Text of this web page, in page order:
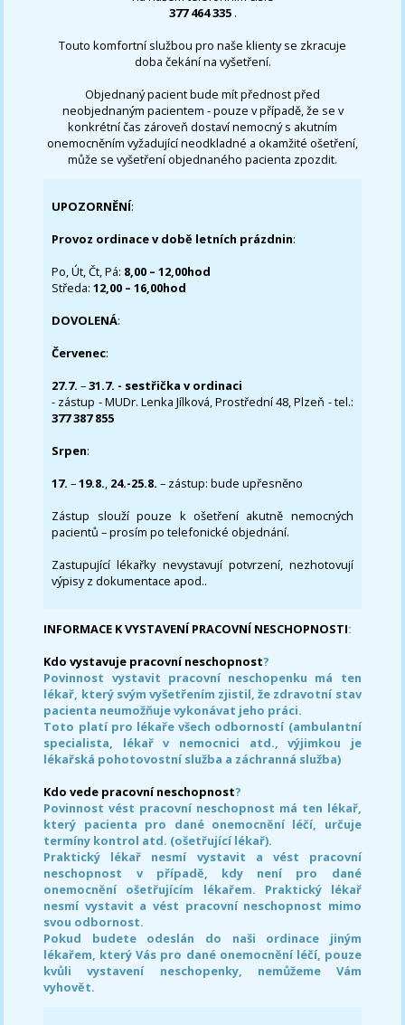
377 464 335 .
Touto komfortní službou pro naše klienty se zkracuje
doba čekání na vyšetření.
Objednaný pacient bude mít přednost před
neobjednaným pacientem - pouze v případě, že se v
konkrétní čas zároveň dostaví nemocný s akutním
onemocněním vyžadující neodkladné a okamžité ošetření,
může se vyšetření objednaného pacienta zpozdit.
UPOZORNĚNÍ:
Provoz ordinace v době letních prázdnin:
Po, Út, Čt, Pá: 8,00 – 12,00hod
Středa:12,00 – 16,00hod
DOVOLENÁ:
Červenec:
27.7.–31.7. - sestřička v ordinaci
- zástup - MUDr. Lenka Jílková, Prostřední 48, Plzeň - tel.:
377 387 855
Srpen:
17. –19.8., 24.-25.8. – zástup: bude upřesněno
Zástup slouží pouze k ošetření akutně nemocných
pacientů – prosím po telefonické objednání.
Zastupující lékařky nevystavují potvrzení, nezhotovují
výpisy z dokumentace apod..
INFORMACE K VYSTAVENÍ PRACOVNÍ NESCHOPNOSTI:
Kdo vystavuje pracovní neschopnost?
Povinnost vystavit pracovní neschopenku má ten
lékař, který svým vyšetřením zjistil, že zdravotní stav
pacienta neumožňuje vykonávat jeho práci.
Toto platí pro lékaře všech odborností (ambulantní
specialista, lékař v nemocnici atd., výjimkou je
lékařská pohotovostní služba a záchranná služba)
Kdo vede pracovní neschopnost?
Povinnost vést pracovní neschopnost má ten lékař,
který pacienta pro dané onemocnění léčí, určuje
termíny kontrol atd. (ošetřující lékař).
Praktický lékař nesmí vystavit a vést pracovní
neschopnost v případě, kdy není pro dané
onemocnění ošetřujícím lékařem. Praktický lékař
nesmí vystavit a vést pracovní neschopnost mimo
svou odbornost.
Pokud budete odeslán do naši ordinace jiným
lékařem, který Vás pro dané onemocnění léčí, pouze
kvůli vystavení neschopenky, nemůžeme Vám
vyhovět.